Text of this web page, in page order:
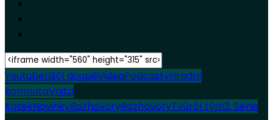
YoutubeLiščí doupěVideaPodcastyHradní
komnataVojta
KotekNovinkyRozhovoryRozhovoryTvůrčí tým2. Série